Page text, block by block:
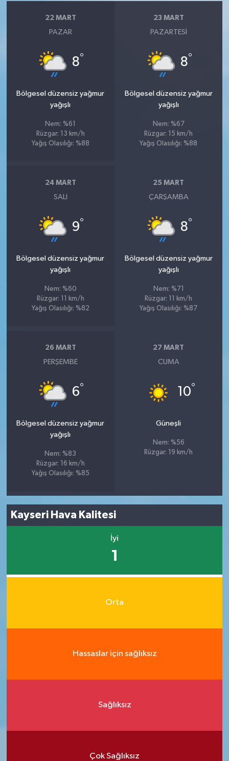
22 MART
PAZAR
8°
Bölgesel düzensiz yağmur
yağışlı
Nem: %61
Rüzgar: 13 km/h
Yağış Olasılığı: %88
23 MART
PAZARTESI
8°
Bölgesel düzensiz yağmur
yağışlı
Nem: %67
Rüzgar: 15 km/h
Yağış Olasılığı: %88
24 MART
SALI
9°
Bölgesel düzensiz yağmur
yağışlı
Nem: %60
Rüzgar: 11 km/h
Yağış Olasılığı: %82
25 MART
ÇARŞAMBA
8°
Bölgesel düzensiz yağmur
yağışlı
Nem: %71
Rüzgar: 11 km/h
Yağış Olasılığı: %87
26 MART
PERŞEMBE
6°
Bölgesel düzensiz yağmur
yağışlı
Nem: %83
Rüzgar: 16 km/h
Yağış Olasılığı: %85
27 MART
CUMA
10°
Güneşli
Nem: %56
Rüzgar: 19 km/h
Kayseri Hava Kalitesi
İyi
1
Orta
Hassaslar için sağlıksız
Sağlıksız
Çok Sağlıksız